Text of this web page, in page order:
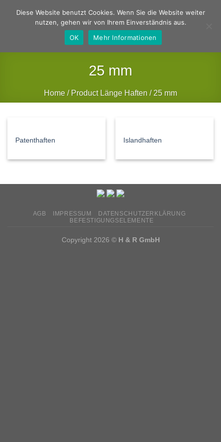
25 mm
Home / Product Länge Haften / 25 mm
Patenthaften Islandhaften
AGB IMPRESSUM
DATENSCHUTZERKLÄRUNG
BEFESTIGUNGSELEMENTE
Copyright 2026 © H & R GmbH
Diese Website benutzt Cookies. Wenn Sie die Website weiter
nutzen, gehen wir von Ihrem Einverständnis aus.
OK
Mehr Informationen